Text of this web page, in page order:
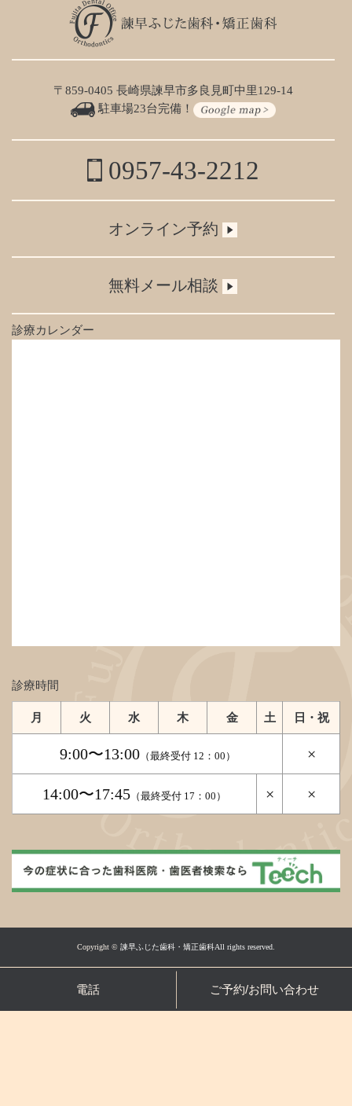
〒859-0405 長崎県諫早市多良見町中里129-14
駐車場23台完備！
0957-43-2212
オンライン予約
無料メール相談
診療カレンダー
診療時間
月 火 水 木 金 土 日・祝
9:00〜13:00（最終受付 12：00） ×
14:00〜17:45 （最終受付 17：00） × ×
Copyright © 諫早ふじた歯科・矯正歯科All rights reserved.
電話 ご予約/お問い合わせ